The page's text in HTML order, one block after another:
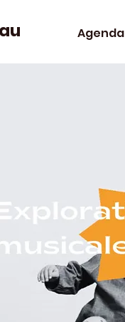
Agenda